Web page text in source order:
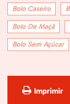
Bolo Caseiro
Bolo De Maçã
Bolo Sem Açúcar
Imprimir